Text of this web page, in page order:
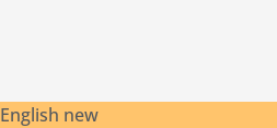
English new